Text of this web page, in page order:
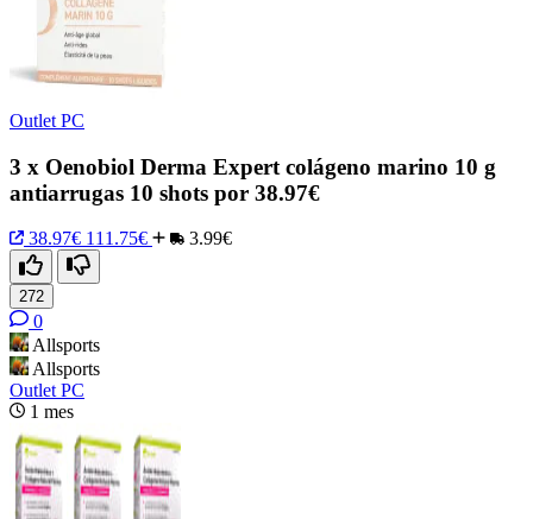
Outlet PC
3 x Oenobiol Derma Expert colágeno marino 10 g
antiarrugas 10 shots por 38.97€
38.97€ 111.75€ 3.99€
272
0
Allsports
Allsports
Outlet PC
1 mes